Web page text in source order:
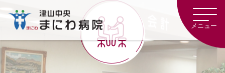
津
山
央
ま
に
メニュー